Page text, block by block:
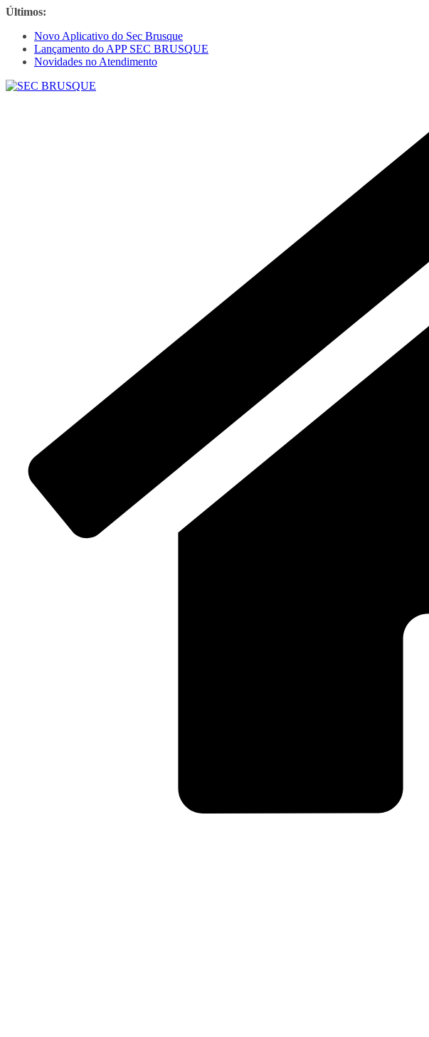
Últimos:
Novo Aplicativo do Sec Brusque
Lançamento do APP SEC BRUSQUE
Novidades no Atendimento